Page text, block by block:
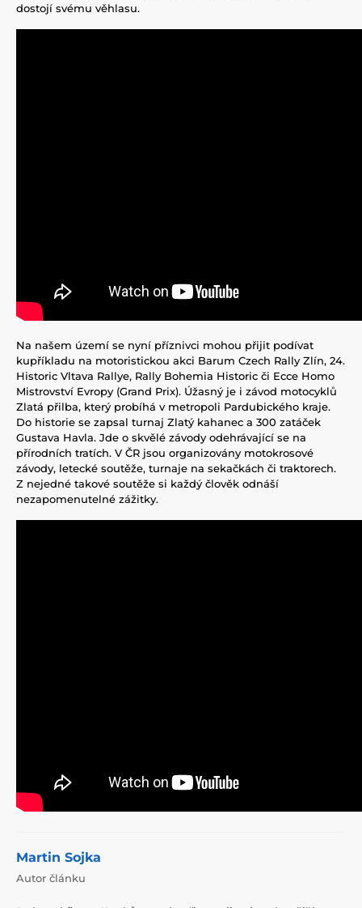
dostojí svému věhlasu.
Na našem území se nyní příznivci mohou přijit podívat
kupříkladu na motoristickou akci Barum Czech Rally Zlín, 24.
Historic Vltava Rallye, Rally Bohemia Historic či Ecce Homo
Mistrovství Evropy (Grand Prix). Úžasný je i závod motocyklů
Zlatá přilba, který probíhá v metropoli Pardubického kraje.
Do historie se zapsal turnaj Zlatý kahanec a 300 zatáček
Gustava Havla. Jde o skvělé závody odehrávající se na
přírodních tratích. V ČR jsou organizovány motokrosové
závody, letecké soutěže, turnaje na sekačkách či traktorech.
Z nejedné takové soutěže si každý člověk odnáší
nezapomenutelné zážitky.
Martin Sojka
Autor článku